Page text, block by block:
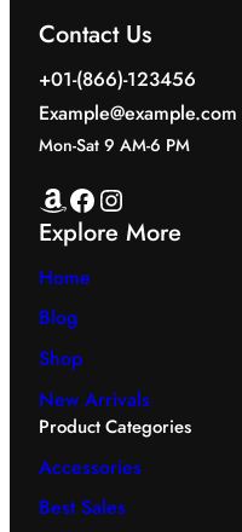
Contact Us
+01-(866)-123456
Example@example.com
Mon-Sat 9 AM-6 PM
Amazon Facebook Instagram
Explore More
Home
Blog
Shop
New Arrivals
Product Categories
Accessories
Best Sales